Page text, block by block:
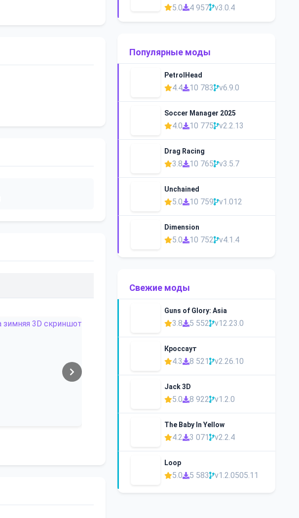
5.0 4 957 v3.0.4
Популярные моды
PetrolHead
4.4 10 783 v6.9.0
Soccer Manager 2025
4.0 10 775 v2.2.13
Drag Racing
3.8 10 765 v3.5.7
Unchained
5.0 10 759 v1.012
Dimension
5.0 10 752 v4.1.4
Свежие моды
Guns of Glory: Asia
3.8 5 552 v12.23.0
Кроссаут
4.3 8 521 v2.26.10
Jack 3D
5.0 8 922 v1.2.0
The Baby In Yellow
4.2 3 071 v2.2.4
Loop
5.0 5 583 v1.2.0505.11